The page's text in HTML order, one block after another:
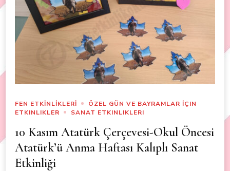
FEN ETKİNLİKLERİ
ÖZEL GÜN VE BAYRAMLAR İÇIN
ETKINLIKLER
SANAT ETKINLIKLERI
10 Kasım Atatürk Çerçevesi-Okul Öncesi
Atatürk’ü Anma Haftası Kalıplı Sanat
Etkinliği